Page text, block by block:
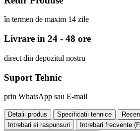
în termen de maxim 14 zile
Livrare in 24 - 48 ore
direct din depozitul nostru
Suport Tehnic
prin WhatsApp sau E-mail
Detalii produs Specificatii tehnice
Intrebari si raspunsuri
Intrebari frecvente